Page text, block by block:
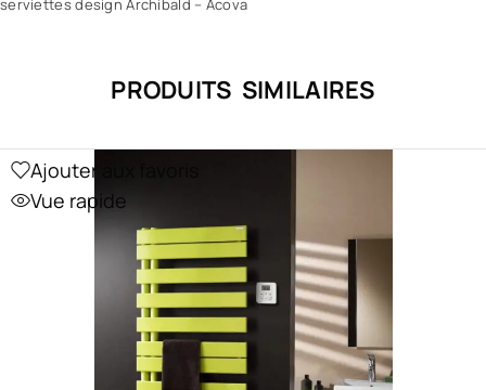
serviettes design Archibald – Acova
PRODUITS SIMILAIRES
Ajouter aux favoris
Vue rapide